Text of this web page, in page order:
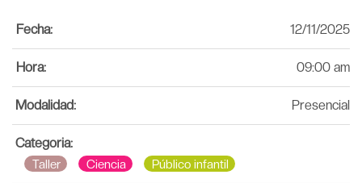
Fecha: 12/11/2025
Hora: 09:00 am
Modalidad: Presencial
Categoria:
Taller Ciencia Público infantil